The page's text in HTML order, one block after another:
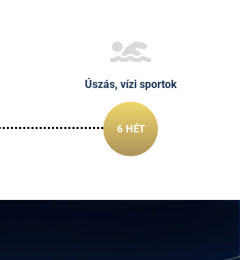
Úszás, vízi sportok
6 HÉT